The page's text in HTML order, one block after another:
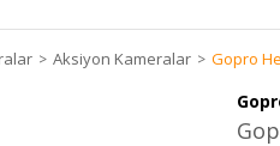
Aksiyon Kameralar Gopro